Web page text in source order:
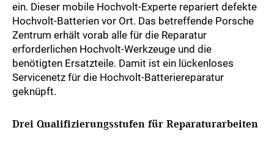
ein. Dieser mobile Hochvolt-Experte repariert defekte
Hochvolt-Batterien vor Ort. Das betreffende Porsche
Zentrum erhält vorab alle für die Reparatur
erforderlichen Hochvolt-Werkzeuge und die
benötigten Ersatzteile. Damit ist ein lückenloses
Servicenetz für die Hochvolt-Batteriereparatur
geknüpft.
Drei Qualifizierungsstufen für Reparaturarbeiten